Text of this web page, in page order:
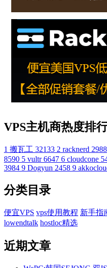
VPS主机商热度排
1 搬瓦工 32133 2 racknerd
8590 5 vultr 6647 6 cloudcone
3984 9 Dogyun 2458 9
分类目录
便宜VPS vps使用教程 新手指
lowendtalk hostloc精选
近期文章